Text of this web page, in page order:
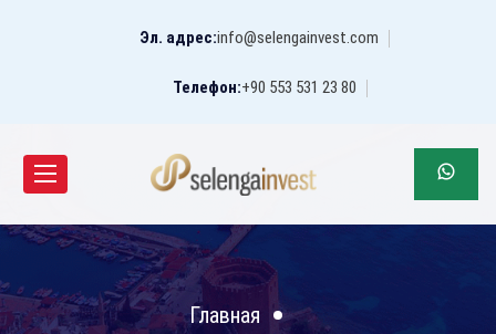
Эл. адрес:info@selengainvest.com
Телефон:+90 553 531 23 80
Главная